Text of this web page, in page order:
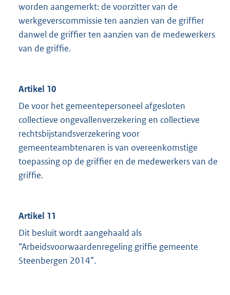
worden aangemerkt: de voorzitter van de
werkgeverscommissie ten aanzien van de griffier
danwel de griffier ten aanzien van de medewerkers
van de griffie.
Artikel 10
De voor het gemeentepersoneel afgesloten
collectieve ongevallenverzekering en collectieve
rechtsbijstandsverzekering voor
gemeenteambtenaren is van overeenkomstige
toepassing op de griffier en de medewerkers van de
griffie.
Artikel 11
Dit besluit wordt aangehaald als
“Arbeidsvoorwaardenregeling griffie gemeente
Steenbergen 2014”.